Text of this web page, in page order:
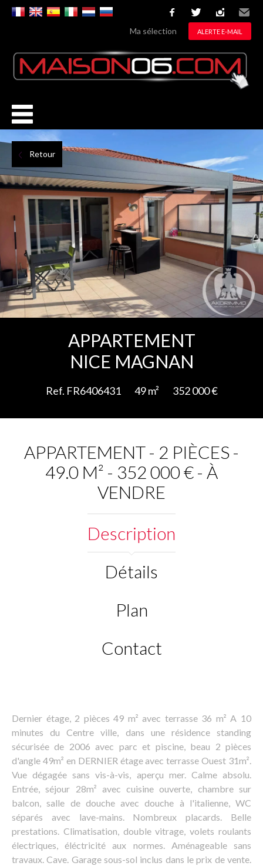
facebooktwitterinstagram
Email
Ma sélection ALERTE E-MAIL
Retour
APPARTEMENT
NICE MAGNAN
Ref. FR6406431 49 m² 352 000 €
APPARTEMENT - 2 PIÈCES -
49.0 M² - 352 000 € - À
VENDRE
Description
Détails
Plan
Contact
Dernier étage, 2 pièces 49 m² avec terrasse 36 m² A 10
minutes du Centre ville, dans une résidence standing
sécurisée de 2006 avec parc et piscine, beau 2 pièces
d'angle 49m² en DERNIER étage avec terrasse Ouest 31m².
Vue dégagée sans vis-à-vis, aperçu mer. Calme absolu.
Entrée, séjour 28m² avec cuisine ouverte, chambre sur
balcon, salle de douche avec douche à l'italienne, WC
séparés avec lave-mains. Nombreux placards. Belle
prestations. Climatisation, double vitrage, volets roulants
électriques, éléctricité aux normes. Aménageable sans
travaux. Cave. Garage sous-sol inclus dans le prix de vente.